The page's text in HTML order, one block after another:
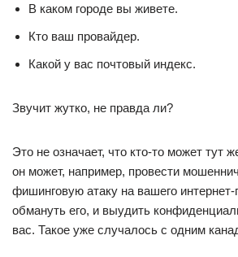
В каком городе вы живете.
Кто ваш провайдер.
Какой у вас почтовый индекс.
Звучит жутко, не правда ли?
Это не означает, что кто-то может тут
он может, например, провести
фишинговую атаку на вашего интернет-
обмануть его, и выудить
вас. Такое уже случалось с одним